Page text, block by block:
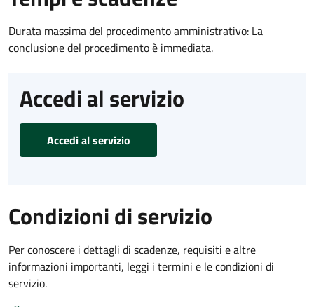
Durata massima del procedimento amministrativo: La
conclusione del procedimento è immediata.
Accedi al servizio
Accedi al servizio
Condizioni di servizio
Per conoscere i dettagli di scadenze, requisiti e altre
informazioni importanti, leggi i termini e le condizioni di
servizio.